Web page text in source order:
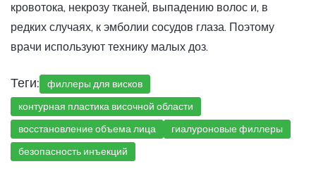
кровотока, некрозу тканей, выпадению волос и, в
редких случаях, к эмболии сосудов глаза. Поэтому
врачи используют технику малых доз.
Теги:
филлеры для висков
контурная пластика височной области
восстановление объема лица
гиалуроновые филлеры
безопасность инъекций